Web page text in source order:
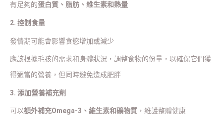
有足夠的蛋白質、脂肪、維生素和熱量
2. 控制食量
發情期可能會影響食慾增加或減少
應該根據毛孩的需求和身體狀況，調整食物的份量，以確保它們獲
得適當的營養，但同時避免造成肥胖
3. 添加營養補充劑
可以額外補充Omega-3、維生素和礦物質 ，維護整體健康